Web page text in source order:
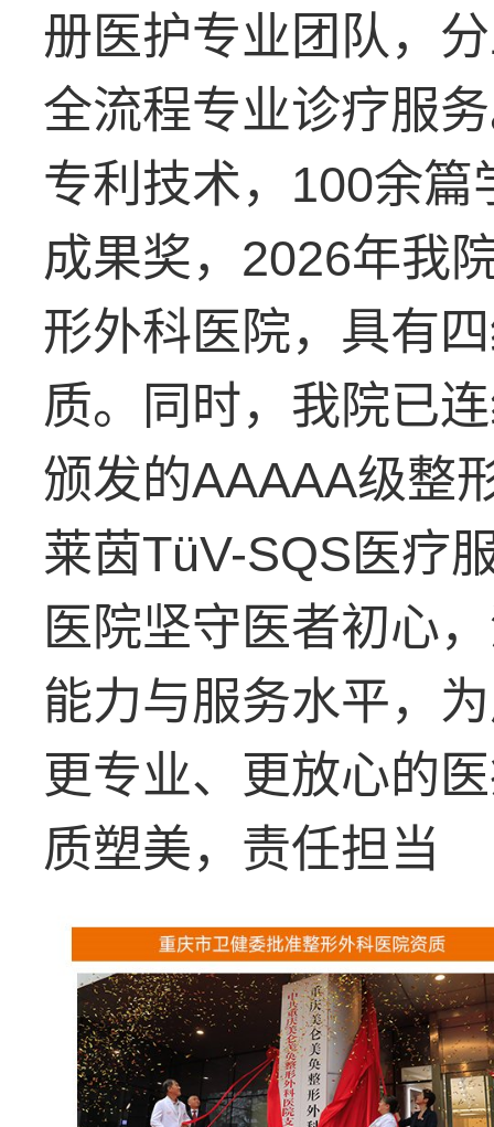
册医护专业团队，
全流程专业诊疗服
专利技术，100余
成果奖，2026年我
形外科医院，具有
质。同时，我院已
颁发的AAAAA级整
莱茵TüV-SQS医疗
医院坚守医者初心
能力与服务水平，
更专业、更放心的
质塑美，责任担当